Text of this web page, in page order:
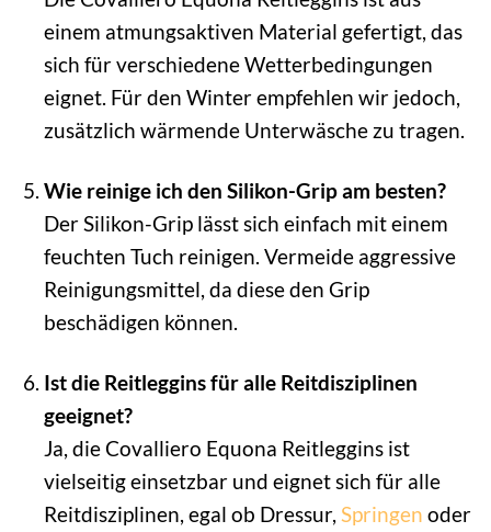
einem atmungsaktiven Material gefertigt, das
sich für verschiedene Wetterbedingungen
eignet. Für den Winter empfehlen wir jedoch,
zusätzlich wärmende Unterwäsche zu tragen.
Wie reinige ich den Silikon-Grip am besten?
Der Silikon-Grip lässt sich einfach mit einem
feuchten Tuch reinigen. Vermeide aggressive
Reinigungsmittel, da diese den Grip
beschädigen können.
Ist die Reitleggins für alle Reitdisziplinen
geeignet?
Ja, die Covalliero Equona Reitleggins ist
vielseitig einsetzbar und eignet sich für alle
Reitdisziplinen, egal ob Dressur, Springen oder